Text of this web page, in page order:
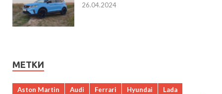
26.04.2024
МЕТКИ
Aston Martin Audi Ferrari Hyundai
Lada